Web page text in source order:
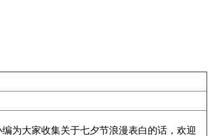
为大家收集关于七夕节浪漫表白的话，欢迎